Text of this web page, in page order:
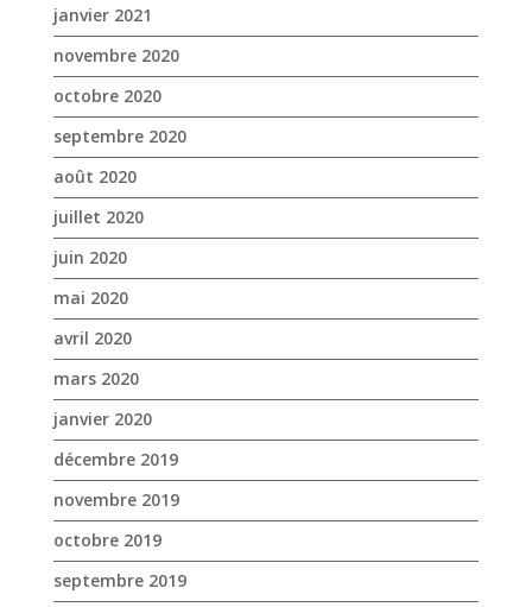
janvier 2021
novembre 2020
octobre 2020
septembre 2020
août 2020
juillet 2020
juin 2020
mai 2020
avril 2020
mars 2020
janvier 2020
décembre 2019
novembre 2019
octobre 2019
septembre 2019